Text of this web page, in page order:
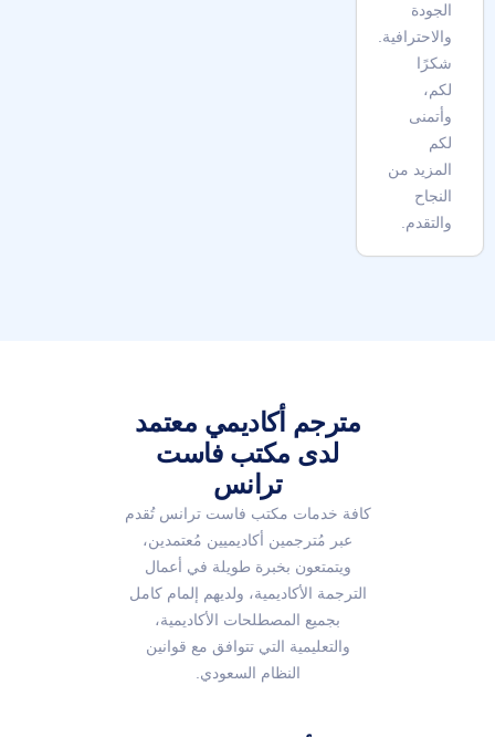
الجودة
والاحترافية.
شكرًا
لكم،
وأتمنى
لكم
المزيد من
النجاح
والتقدم.
مترجم أكاديمي معتمد
لدى مكتب فاست
ترانس
كافة خدمات مكتب فاست ترانس تُقدم
عبر مُترجمين أكاديميين مُعتمدين،
ويتمتعون بخبرة طويلة في أعمال
الترجمة الأكاديمية، ولديهم إلمام كامل
بجميع المصطلحات الأكاديمية،
والتعليمية التي تتوافق مع قوانين
النظام السعودي.